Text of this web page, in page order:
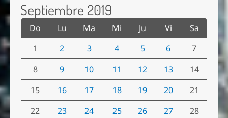
Septiembre 2019
Do Lu Ma Mi Ju Vi
Sa
1
2 3 4 5 6
7
8
9 10 11 12 13
14
15
16 17 18 19 20
21
22
23 24 25 26 27
28